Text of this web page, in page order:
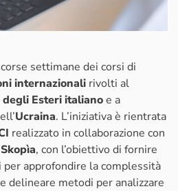
settimane dei corsi di
internazionali rivolti al
Esteriitalianoe a
Ucraina. L’iniziativa è rientrata
realizzato in collaborazione con
Skopìa, con l’obiettivo di fornire
approfondire la complessità
delineare metodi per analizzare